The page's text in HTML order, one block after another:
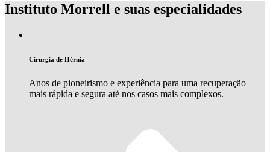
Instituto Morrell e suas especialidades
Cirurgia de Hérnia
Anos de pioneirismo e experiência para uma recuperação
mais rápida e segura até nos casos mais complexos.